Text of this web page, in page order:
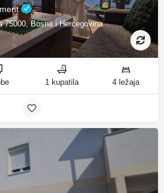
75000, Bosna i Hercegovina
1 kupatila 4 ležaja